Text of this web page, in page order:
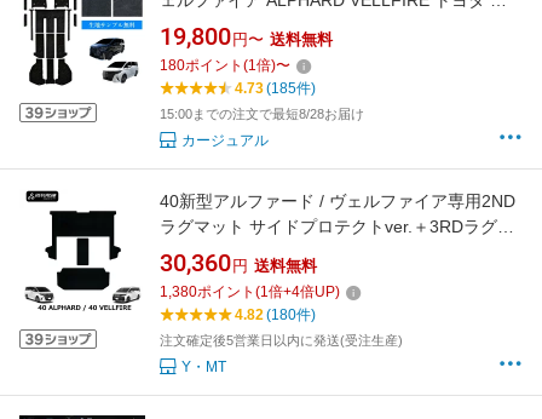
ロアマット フロアーマット 45 40 ガソリン ハ
イブリッド 内装 カーペットマット カーマット
マット カーペット アクセサリー エントランス
カスタム パーツ カスタマイズ 7人 8人
19,800 円〜 送料無料
180ポイント (1倍)〜
4.73(185件)
15:00までの注文で最短8/28お届け
カージュアル
40新型アルファード / ヴェルファイア専用2ND
ラグマット サイドプロテクトver.＋3RDラグマ
ット＋2列目通路マットASTERISMシリーズ
（アステリズム）
30,360 円 送料無料
1,380ポイント (1倍+4倍UP)
4.82(180件)
注文確定後5営業日以内に発送(受注生産)
Y・MT